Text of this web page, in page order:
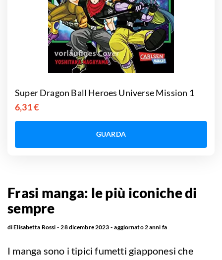
Super Dragon Ball Heroes Universe Mission 1
6,31 €
GUARDA
Frasi manga: le più iconiche di
sempre
diElisabetta Rossi 28 dicembre 2023 aggiornato2 anni fa
I manga sono i tipici fumetti giapponesi che